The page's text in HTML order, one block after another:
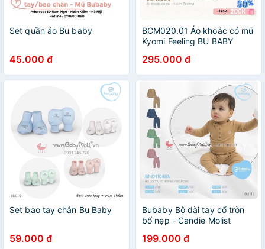
Set quần áo Bu baby
45.000 đ
BCM020.01 Áo khoác có mũ
Kyomi Feeling BU BABY
295.000 đ
Set bao tay chân Bu Baby
59.000 đ
Bubaby Bộ dài tay cổ tròn
bổ nẹp - Candie Molist
màu vui lòng inb ạ)
199.000 đ